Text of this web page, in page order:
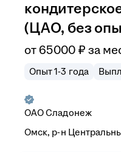
(ЦАО, без
от65 000 ₽ за
Опыт 1-3 года
ОАОСладонеж
Омск, р-н